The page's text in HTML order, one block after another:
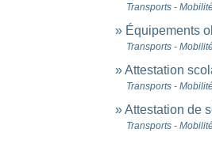
Transports -
Équipements
Transports -
Attestation
Transports -
Attestation de
Transports -